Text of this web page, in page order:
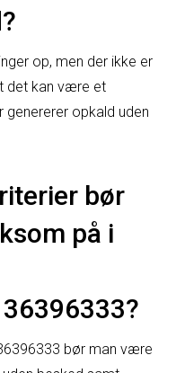
op, men der ikke er
det kan være et
opkald uden
bør
på i
bør man være